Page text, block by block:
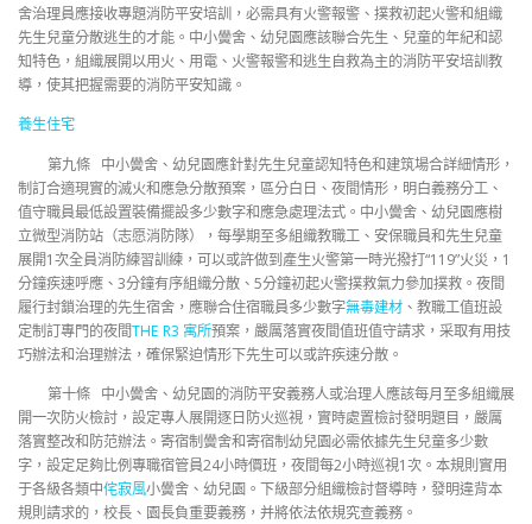
舍治理員應接收專題消防平安培訓，必需具有火警報警、撲救初起火警和組織
先生兒童分散逃生的才能。中小黌舍、幼兒園應該聯合先生、兒童的年紀和認
知特色，組織展開以用火、用電、火警報警和逃生自救為主的消防平安培訓教
導，使其把握需要的消防平安知識。
養生住宅
第九條 中小黌舍、幼兒園應針對先生兒童認知特色和建筑場合詳細情形，
制訂合適現實的滅火和應急分散預案，區分白日、夜間情形，明白義務分工、
值守職員最低設置裝備擺設多少數字和應急處理法式。中小黌舍、幼兒園應樹
立微型消防站（志愿消防隊），每學期至多組織教職工、安保職員和先生兒童
展開1次全員消防練習訓練，可以或許做到產生火警第一時光撥打“119”火災，1
分鐘疾速呼應、3分鐘有序組織分散、5分鐘初起火警撲救氣力參加撲救。夜間
履行封鎖治理的先生宿舍，應聯合住宿職員多少數字無毒建材 、教職工值班設
定制訂專門的夜間THE R3 寓所預案，嚴厲落實夜間值班值守請求，采取有用技
巧辦法和治理辦法，確保緊迫情形下先生可以或許疾速分散。
第十條 中小黌舍、幼兒園的消防平安義務人或治理人應該每月至多組織展
開一次防火檢討，設定專人展開逐日防火巡視，實時處置檢討發明題目，嚴厲
落實整改和防范辦法。寄宿制黌舍和寄宿制幼兒園必需依據先生兒童多少數
字，設定足夠比例專職宿管員24小時價班，夜間每2小時巡視1次。本規則實用
于各級各類中侘寂風小黌舍、幼兒園。下級部分組織檢討督導時，發明違背本
規則請求的，校長、園長負重要義務，并將依法依規究查義務。